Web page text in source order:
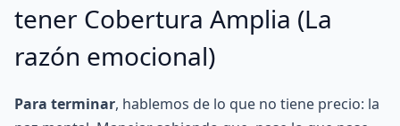
tener Cobertura Amplia (La
razón emocional)
Para terminar, hablemos de lo que no tiene precio: la